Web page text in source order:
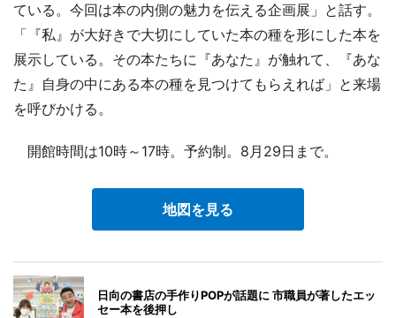
ている。今回は本の内側の魅力を伝える企画展」と話す。
「『私』が大好きで大切にしていた本の種を形にした本を
展示している。その本たちに『あなた』が触れて、『あな
た』自身の中にある本の種を見つけてもらえれば」と来場
を呼びかける。
開館時間は10時～17時。予約制。8月29日まで。
地図を見る
日向の書店の手作りPOPが話題に 市職員が著したエッ
セー本を後押し